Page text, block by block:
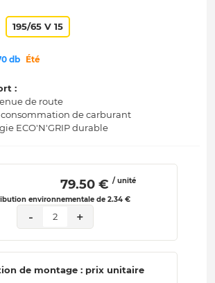
195/65 V 15
db Été
:
de route
de carburant
ECO'N'GRIP durable
79.50 € / unité
environnementale de 2.34 €
- 2 +
de montage : prix unitaire